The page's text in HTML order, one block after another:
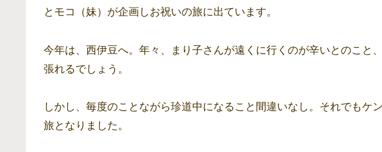
とモコ（妹）が企画しお祝いの旅に出ています。
今年は、西伊豆へ。年々、まり子さんが遠くに行くのが辛いとのこと
張れるでしょう。
しかし、毎度のことながら珍道中になること間違いなし。それでもケ
旅となりました。